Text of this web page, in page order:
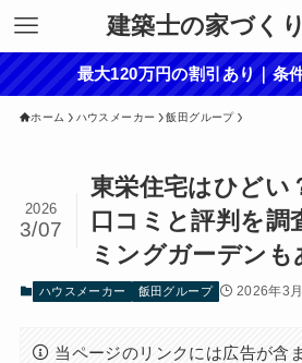
建築士の家づく
最大120万円の割引あり｜条
ホーム ハウスメーカー 飯田グループ
東栄住宅はひどい
口コミと評判を調
ミングガーデン
2026
3/07
ハウスメーカー 飯田グループ 2026年3
当ページのリンクには広告が含